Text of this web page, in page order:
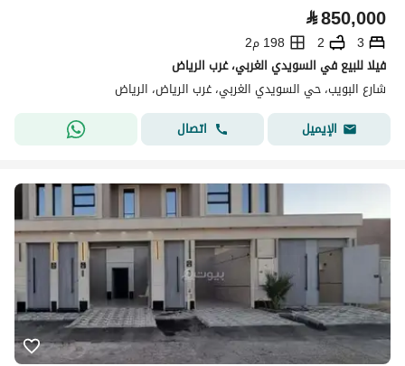
⃁850,000
3
2
198 م2
فيلا للبيع في السويدي الغربي، غرب الرياض
شارع البويب، حي السويدي الغربي، غرب الرياض، الرياض
الإيميل
اتصال